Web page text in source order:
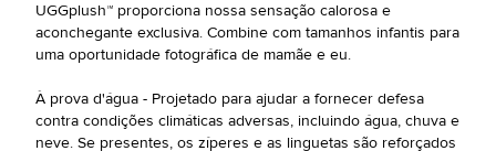
UGGplush™ proporciona nossa sensação calorosa e
aconchegante exclusiva. Combine com tamanhos infantis para
uma oportunidade fotográfica de mamãe e eu.
À prova d'água - Projetado para ajudar a fornecer defesa
contra condições climáticas adversas, incluindo água, chuva e
neve. Se presentes, os zíperes e as linguetas são reforçados